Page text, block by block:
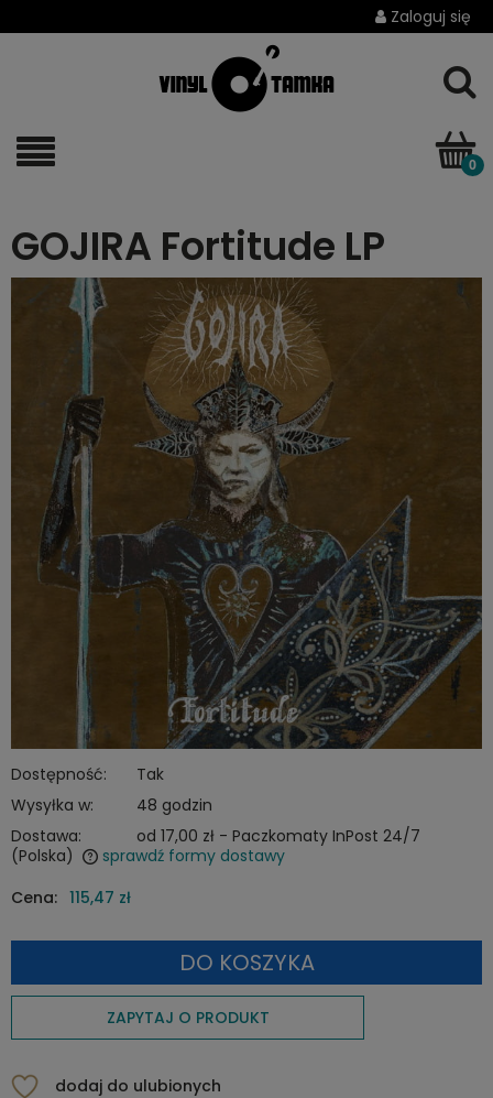
Zaloguj się
GOJIRA Fortitude LP
Dostępność:
Tak
Wysyłka w:
48 godzin
Dostawa:
od 17,00 zł - Paczkomaty InPost 24/7
(Polska)
sprawdź formy dostawy
Cena: 115,47 zł
DO KOSZYKA
ZAPYTAJ O PRODUKT
dodaj do ulubionych